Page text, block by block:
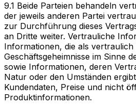
9.1 Beide Parteien behandeln
der jeweils anderen Partei
zur Durchführung dieses
an Dritte weiter. Vertrauliche
Informationen, die als vertraulich
Geschäftsgeheimnisse im Sinne
sowie Informationen, deren
Natur oder den Umständen
Kundendaten, Preise und nicht
Produktinformationen.